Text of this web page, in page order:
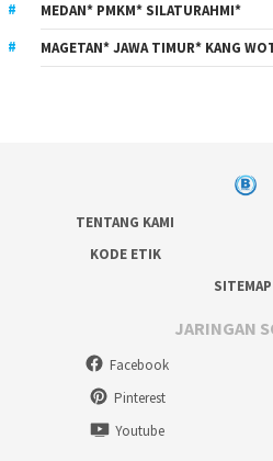
MEDAN* PMKM* SILATURAHMI*
MAGETAN* JAWA TIMUR* KANG
TENTANG KAMI
KODE ETIK
SITEMAP
JARINGAN
Facebook
Pinterest
Youtube